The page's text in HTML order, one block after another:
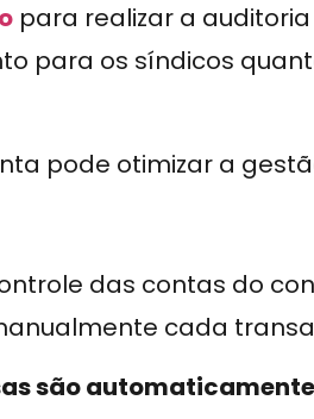
para realizar a
para os síndicos
pode otimizar a
das contas do
cada
são automaticamente